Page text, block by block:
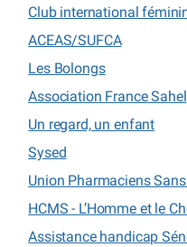
Club international
ACEAS/SUFCA
Les Bolongs
Association France Sahel
Un regard, un enfant
Sysed
Union Pharmaciens
HCMS - L’Homme et le
Assistance handicap